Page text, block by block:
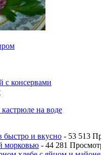
с консервами
на воде
быстро и вкусно - 53 513
морковью - 44 281